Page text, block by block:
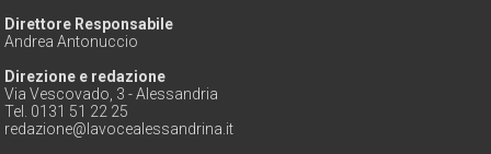
Direttore Responsabile
Andrea Antonuccio
Direzione e redazione
Via Vescovado, 3 - Alessandria
Tel. 0131 51 22 25
redazione@lavocealessandrina.it